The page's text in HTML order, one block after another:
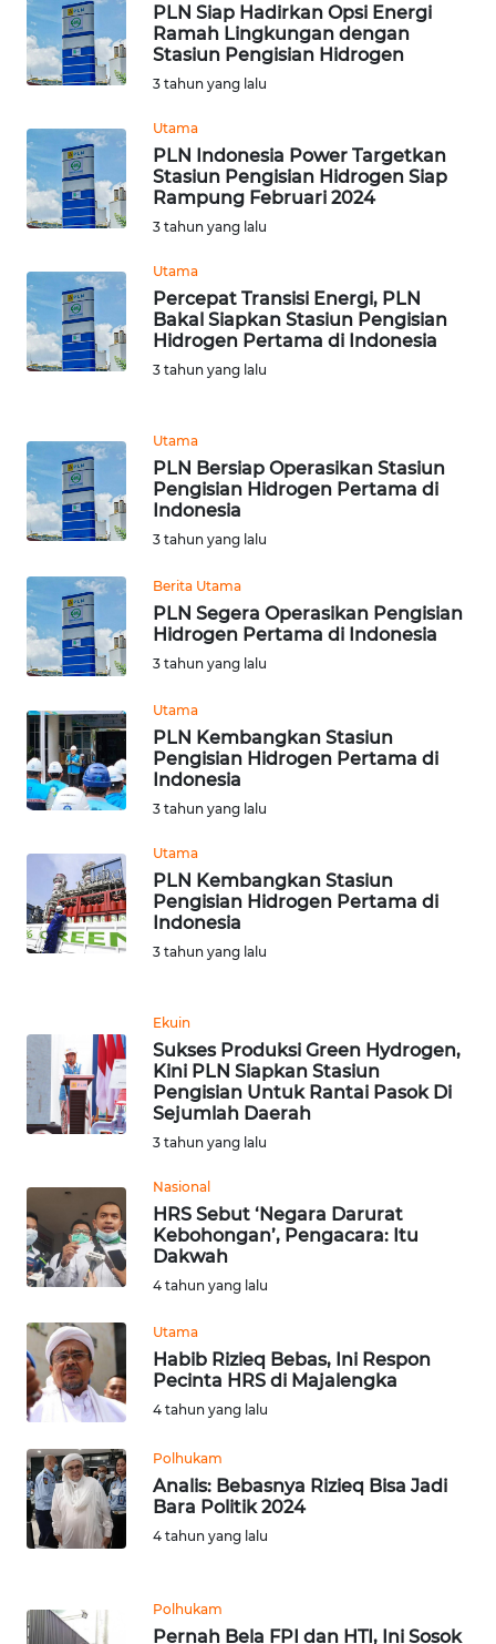
PLN Siap Hadirkan Opsi Energi
Ramah Lingkungan dengan
Stasiun Pengisian Hidrogen
3 tahun yang lalu
Utama
PLN Indonesia Power Targetkan
Stasiun Pengisian Hidrogen Siap
Rampung Februari 2024
3 tahun yang lalu
Utama
Percepat Transisi Energi, PLN
Bakal Siapkan Stasiun Pengisian
Hidrogen Pertama di Indonesia
3 tahun yang lalu
Utama
PLN Bersiap Operasikan Stasiun
Pengisian Hidrogen Pertama di
Indonesia
3 tahun yang lalu
Berita Utama
PLN Segera Operasikan Pengisian
Hidrogen Pertama di Indonesia
3 tahun yang lalu
Utama
PLN Kembangkan Stasiun
Pengisian Hidrogen Pertama di
Indonesia
3 tahun yang lalu
Utama
PLN Kembangkan Stasiun
Pengisian Hidrogen Pertama di
Indonesia
3 tahun yang lalu
Ekuin
Sukses Produksi Green Hydrogen,
Kini PLN Siapkan Stasiun
Pengisian Untuk Rantai Pasok Di
Sejumlah Daerah
3 tahun yang lalu
Nasional
HRS Sebut ‘Negara Darurat
Kebohongan’, Pengacara: Itu
Dakwah
4 tahun yang lalu
Utama
Habib Rizieq Bebas, Ini Respon
Pecinta HRS di Majalengka
4 tahun yang lalu
Polhukam
Analis: Bebasnya Rizieq Bisa Jadi
Bara Politik 2024
4 tahun yang lalu
Polhukam
Pernah Bela FPI dan HTI, Ini Sosok
WN
PAPUA
BARAT
WN
RIAU
WN
WN
JAMBI
WN
WN
NTB
WN
WN
SULBAR
BABEL
WN
SUMBAR
WN
SUMSEL
WN
LAMPUNG
WN
JATENG
NUSANTARA
WN
WN
JATIM
BALI
WN
KALBAR
WN
KALTENG